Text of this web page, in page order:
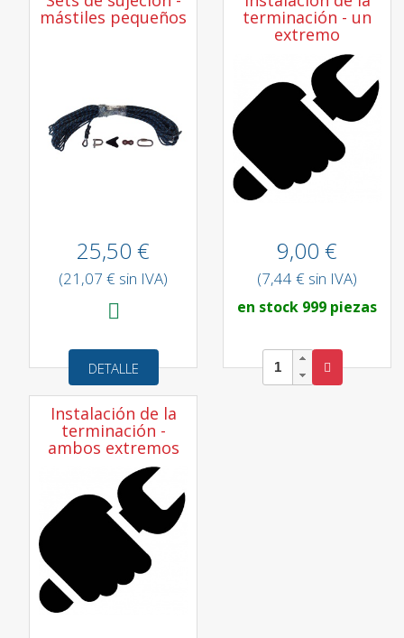
mástiles pequeños
25,50 €
(21,07 € sin IVA)
DETALLE
terminación - un
extremo
9,00 €
(7,44 € sin IVA)
en stock 999 piezas
Instalación de la
terminación -
ambos extremos